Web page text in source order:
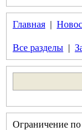
Главная |
Все разделы |
Ограничение по